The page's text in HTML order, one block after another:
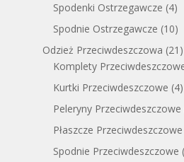
Spodenki Ostrzegawcze (4)
Spodnie Ostrzegawcze (10)
Odzież Przeciwdeszczowa (21)
Komplety
Kurtki Przeciwdeszczowe (4)
Peleryny Przeciwdeszczowe
Płaszcze Przeciwdeszczowe
Spodnie Przeciwdeszczowe